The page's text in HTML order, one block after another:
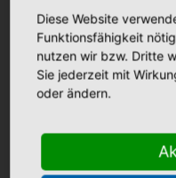
Facebook
Bonifatius Hospital Lingen
Borromäus Hospital Leer
Marien Hospital Papenburg
Aschendorf
Diese Website
Funktionsfähigkeit
nutzen wir bzw. Dritte
Sie jederzeit mit
oder ändern.